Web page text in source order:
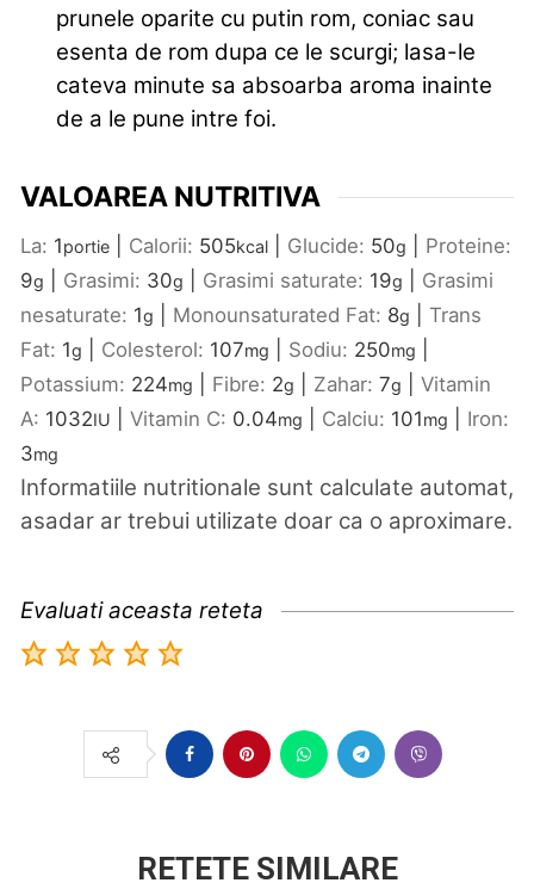
prunele oparite cu putin rom, coniac sau
esenta de rom dupa ce le scurgi; lasa-le
cateva minute sa absoarba aroma inainte
de a le pune intre foi.
VALOAREA NUTRITIVA
La: 1portie Calorii: 505kcal Glucide: 50g
Proteine:
9g Grasimi: 30g Grasimi saturate: 19g
Grasimi
nesaturate: 1g Monounsaturated Fat: 8g
Trans
Fat: 1g Colesterol: 107mg Sodiu: 250mg
Potassium: 224mg Fibre: 2g Zahar: 7g
Vitamin
A: 1032IU Vitamin C: 0.04mg Calciu: 101mg
Iron:
3mg
Informatiile nutritionale sunt calculate automat,
asadar ar trebui utilizate doar ca o aproximare.
Evaluati aceasta reteta
RETETE SIMILARE